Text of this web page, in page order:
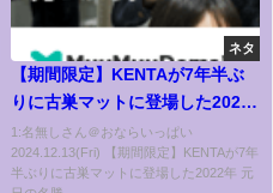
ネタ
【期間限定】KENTAが7年半ぶ
りに古巣マットに登場した2022
年 元日の名勝負を特別プレイバ
ック！ 📅 2025年1月1日(水) 日
本武道館チケット発売中
1:名無しさん＠おならいっぱい
2024.12.13(Fri) 【期間限定】KENTAが7年
半ぶりに古巣マットに登場した2022年 元